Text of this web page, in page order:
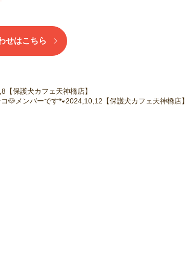
せはこちら
保護犬カフェ天神橋店】
🐶メンバーです🐾2024,10,12【保護犬カフェ天神橋店】